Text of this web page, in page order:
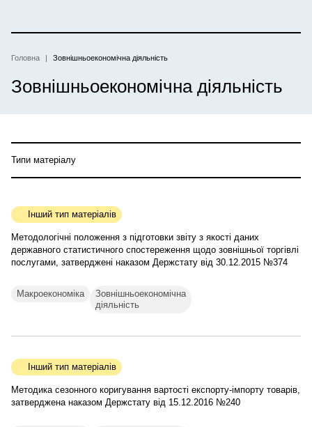
основного
Рядок
навіґації
Головна Зовнішньоекономічна діяльність
Зовнішньоекономічна діяльність
Типи матеріалу
Інший тип матеріалів
Методологічні положення з підготовки звіту з якості даних
державного статистичного спостереження щодо зовнішньої торгівлі
послугами, затверджені наказом Держстату від 30.12.2015 №374
Макроекономіка
Зовнішньоекономічна
діяльність
Інший тип матеріалів
Методика сезонного коригування вартості експорту-імпорту товарів,
затверджена наказом Держстату від 15.12.2016 №240